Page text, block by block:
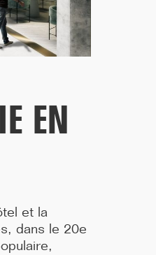
: 250 LOGEMENTS
EN
et la
dans le 20e